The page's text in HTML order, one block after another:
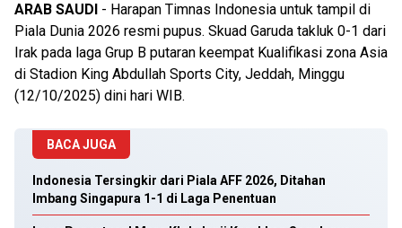
ARAB SAUDI - Harapan Timnas Indonesia untuk tampil di
Piala Dunia 2026 resmi pupus. Skuad Garuda takluk 0-1 dari
Irak pada laga Grup B putaran keempat Kualifikasi zona Asia
di Stadion King Abdullah Sports City, Jeddah, Minggu
(12/10/2025) dini hari WIB.
BACA JUGA
Indonesia Tersingkir dari Piala AFF 2026, Ditahan
Imbang Singapura 1-1 di Laga Penentuan